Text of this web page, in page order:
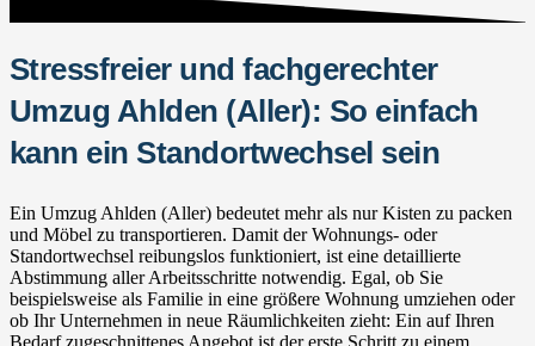
Stressfreier und fachgerechter
Umzug Ahlden (Aller): So einfach
kann ein Standortwechsel sein
Ein Umzug Ahlden (Aller) bedeutet mehr als nur Kisten zu packen
und Möbel zu transportieren. Damit der Wohnungs- oder
Standortwechsel reibungslos funktioniert, ist eine detaillierte
Abstimmung aller Arbeitsschritte notwendig. Egal, ob Sie
beispielsweise als Familie in eine größere Wohnung umziehen oder
ob Ihr Unternehmen in neue Räumlichkeiten zieht: Ein auf Ihren
Bedarf zugeschnittenes Angebot ist der erste Schritt zu einem